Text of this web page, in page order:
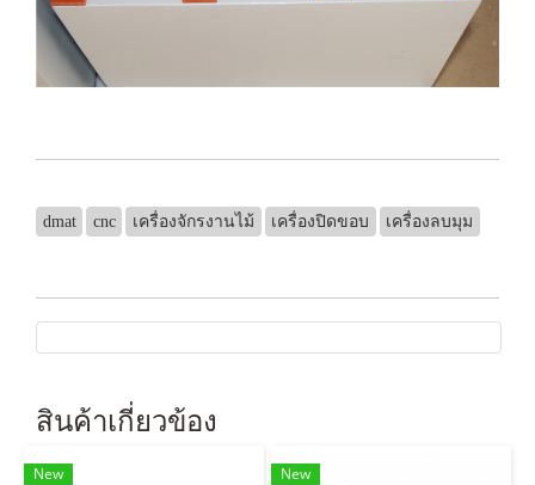
dmat cnc เครื่องจักรงานไม้ เครื่องปิดขอบ เครื่องลบมุม
สินค้าเกี่ยวข้อง
New New